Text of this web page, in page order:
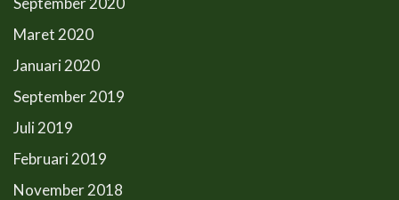
Maret 2020
Januari 2020
September 2019
Juli 2019
Februari 2019
November 2018